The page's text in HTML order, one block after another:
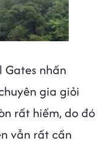
Cancel
nhấn
gia giỏi
rất hiếm, do đó
vẫn rất cần